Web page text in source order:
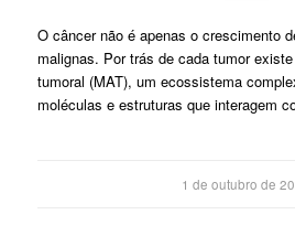
O câncer não é apenas o crescimento
malignas. Por trás de cada tumor
tumoral (MAT), um ecossistema
moléculas e estruturas que interagem
1 de outubro de